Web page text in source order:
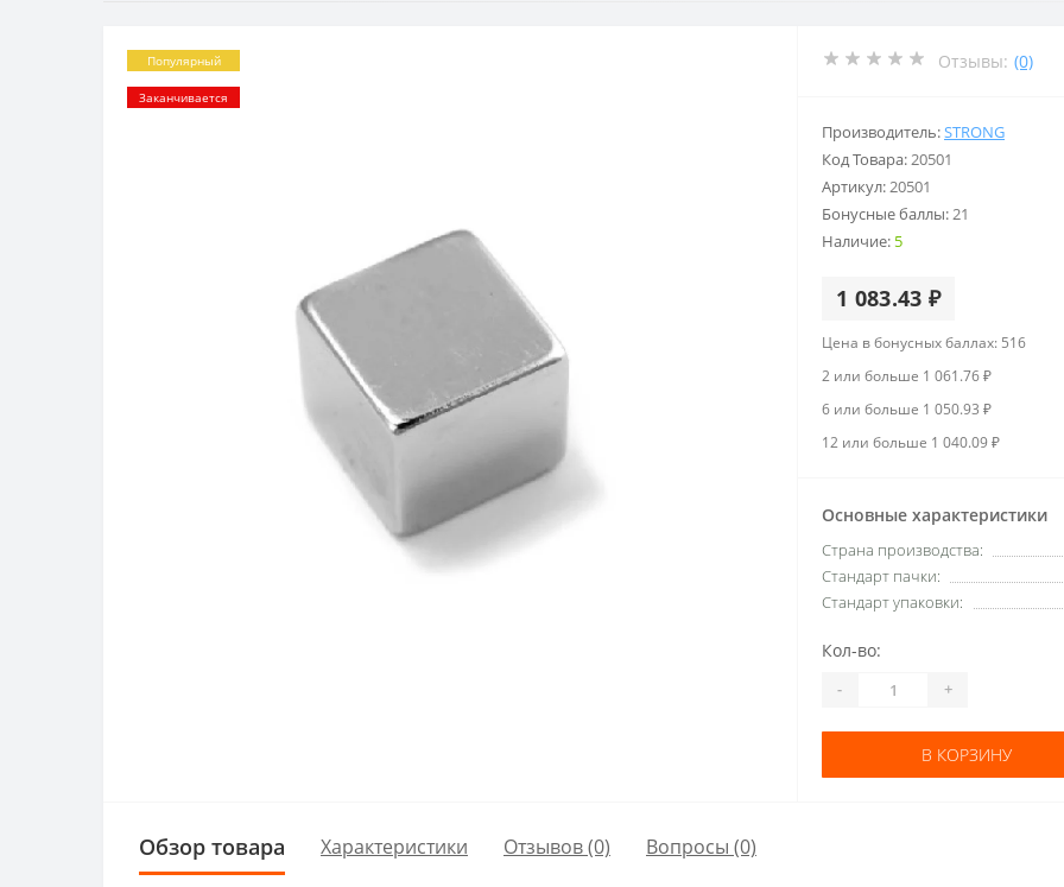
Популярный
Заканчивается
Отзывы: (0)
Производитель:STRONG
Код Товара:20501
Артикул:20501
Бонусные баллы:21
Наличие: 5
1 083.43 ₽
Цена в бонусных баллах: 516
2 или больше 1 061.76 ₽
6 или больше 1 050.93 ₽
12 или больше 1 040.09 ₽
Основные характеристики
Страна производства:
Стандарт пачки:
Стандарт упаковки:
Кол-во:
- +
В КОРЗИНУ
Обзор товара Характеристики Отзывов (0) Вопросы (0)